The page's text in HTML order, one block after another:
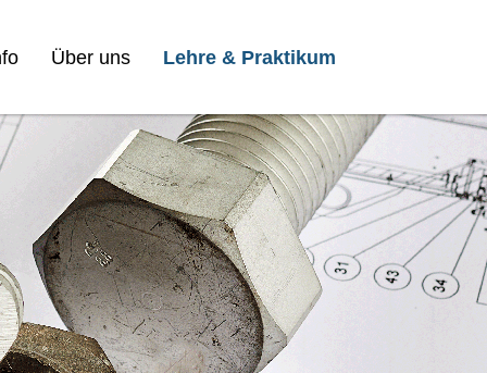
Über uns Lehre & Praktikum